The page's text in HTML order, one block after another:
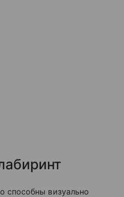
способны визуально